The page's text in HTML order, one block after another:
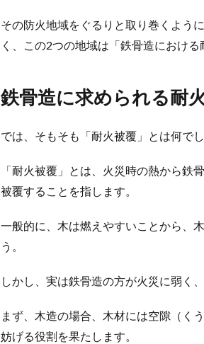
その防火地域をぐるりと取り巻くよう
く、この2つの地域は「鉄骨造における
鉄骨造に求められる耐
では、そもそも「耐火被覆」とは何で
「耐火被覆」とは、火災時の熱から鉄
被覆することを指します。
一般的に、木は燃えやすいことから、
う。
しかし、実は鉄骨造の方が火災に弱く
まず、木造の場合、木材には空隙（く
妨げる役割を果たします。